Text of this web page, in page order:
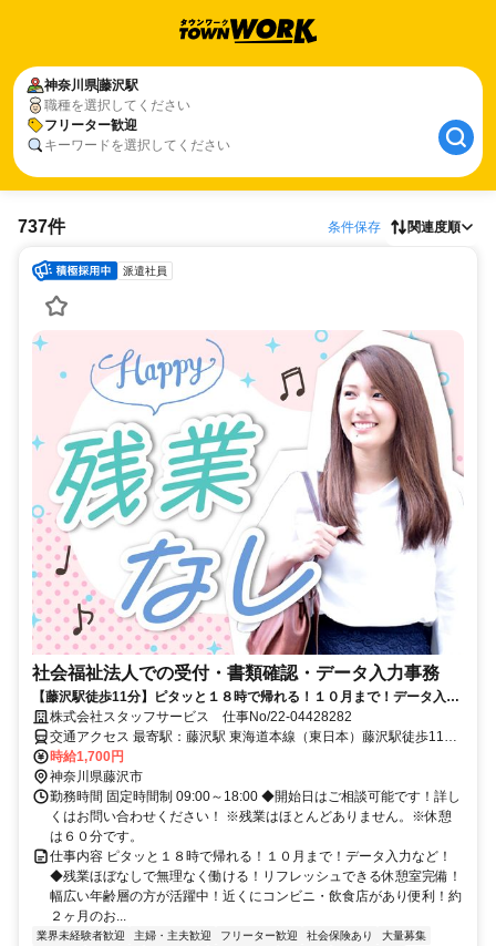
神奈川県藤沢駅
職種を選択してください
フリーター歓迎
キーワードを選択してください
737件 条件保存 関連度順
派遣社員
社会福祉法人での受付・書類確認・データ入力事務
【藤沢駅徒歩11分】ピタッと１８時で帰れる！１０月まで！データ入力
など！
株式会社スタッフサービス 仕事No/22-04428282
交通アクセス 最寄駅：藤沢駅 東海道本線（東日本）藤沢駅徒歩11分
車通勤可能
時給1,700円
神奈川県藤沢市
勤務時間 固定時間制 09:00～18:00 ◆開始日はご相談可能です！詳し
くはお問い合わせください！ ※残業はほとんどありません。※休憩
は６０分です。
仕事内容 ピタッと１８時で帰れる！１０月まで！データ入力など！
◆残業ほぼなしで無理なく働ける！リフレッシュできる休憩室完備！
幅広い年齢層の方が活躍中！近くにコンビニ・飲食店があり便利！約
２ヶ月のお...
業界未経験者歓迎 主婦・主夫歓迎 フリーター歓迎 社会保険あり
大量募集